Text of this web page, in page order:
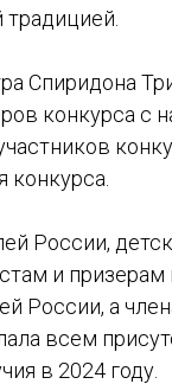
Спиридона
конкурса
конкурса.
России,
и
России, а
всем
в 2024 году.